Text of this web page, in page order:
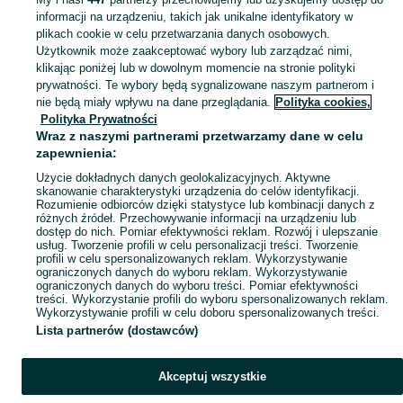
KATEGORIA
Skorzystaj z największego serwisu ogłoszeniowego - Czeremcha i okolice! Kupuj to, czego pragniesz i sprzedawaj to, czego już nie potrzebujesz! Zobacz
Mapa kategorii
Mapa miejscowości
Mapa ministron
Popularne wyszukiwania
informacji na urządzeniu, takich jak unikalne identyfikatory w
plikach cookie w celu przetwarzania danych osobowych.
Użytkownik może zaakceptować wybory lub zarządzać nimi,
klikając poniżej lub w dowolnym momencie na stronie polityki
prywatności. Te wybory będą sygnalizowane naszym partnerom i
nie będą miały wpływu na dane przeglądania. Polityka cookies,
Polityka Prywatności
Wraz z naszymi partnerami przetwarzamy dane w celu
zapewnienia:
Użycie dokładnych danych geolokalizacyjnych. Aktywne
skanowanie charakterystyki urządzenia do celów identyfikacji.
Rozumienie odbiorców dzięki statystyce lub kombinacji danych z
różnych źródeł. Przechowywanie informacji na urządzeniu lub
dostęp do nich. Pomiar efektywności reklam. Rozwój i ulepszanie
usług. Tworzenie profili w celu personalizacji treści. Tworzenie
profili w celu spersonalizowanych reklam. Wykorzystywanie
ograniczonych danych do wyboru reklam. Wykorzystywanie
ograniczonych danych do wyboru treści. Pomiar efektywności
treści. Wykorzystanie profili do wyboru spersonalizowanych reklam.
Wykorzystywanie profili w celu doboru spersonalizowanych treści.
Lista partnerów (dostawców)
Akceptuj wszystkie